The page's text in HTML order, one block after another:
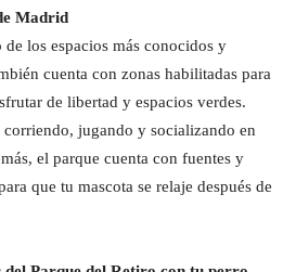
Madrid
los espacios más conocidos y
cuenta con zonas habilitadas para
de libertad y espacios verdes.
jugando y socializando en
el parque cuenta con fuentes y
que tu mascota se relaje después de